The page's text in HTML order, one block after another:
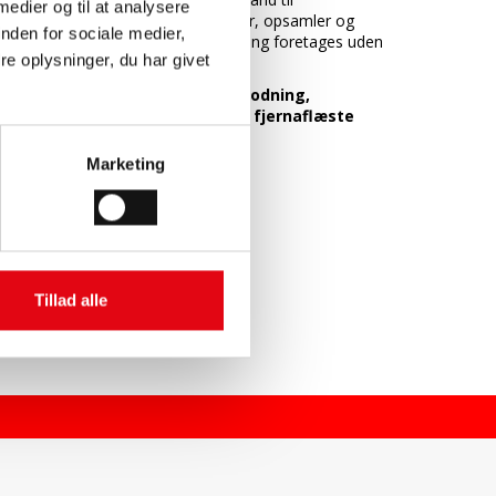
og til at analysere
for sociale medier,
oplysninger, du har givet
Marketing
Tillad alle
radiomodulet, som registrerer, opsamler og
sender tællerstanden. Aflæsning foretages uden
adgang til lejemålet.
Techem skal bestilles til kodning,
registrering og opstart af fjernaflæste
Download filer
Datablad (pdf)
Vis mindre…